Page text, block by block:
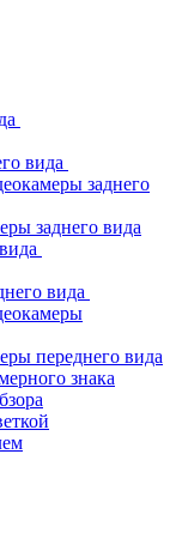
вида
заднего
заднего вида
вида
переднего вида
знака